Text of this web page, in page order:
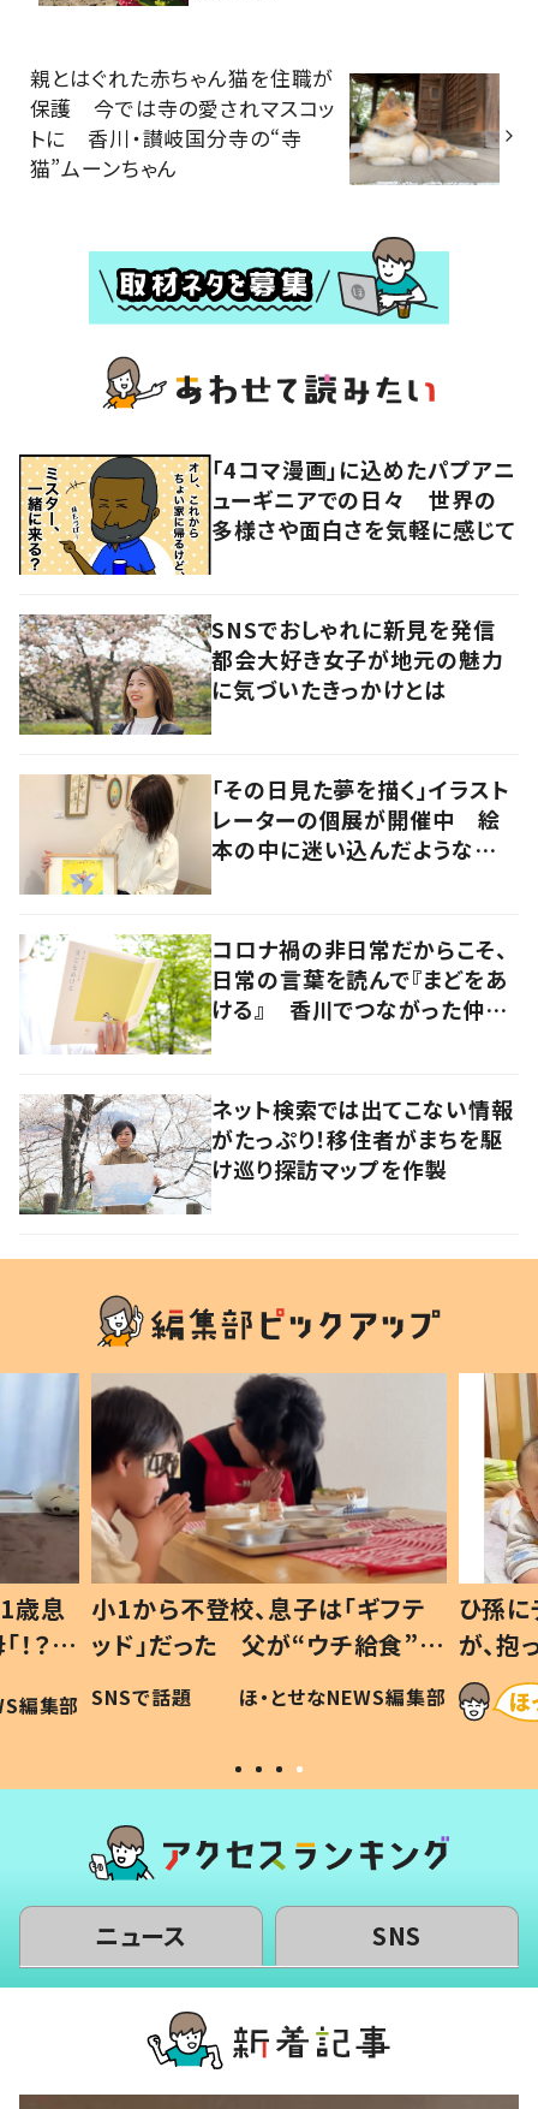
親とはぐれた赤ちゃん猫を住職が
保護 今では寺の愛されマスコッ
トに 香川・讃岐国分寺の“寺
猫”ムーンちゃん
「4コマ漫画」に込めたパプアニ
ューギニアでの日々 世界の
多様さや面白さを気軽に感じて
SNSでおしゃれに新見を発信
都会大好き女子が地元の魅力
に気づいたきっかけとは
「その日見た夢を描く」イラスト
レーターの個展が開催中 絵
本の中に迷い込んだような想
コロナ禍の非日常だからこそ、
日常の言葉を読んで『まどをあ
ける』 香川でつながった仲間
ネット検索では出てこない情報
がたっぷり！移住者がまちを駆
け巡り探訪マップを作製
歳息
？」
編集部
小1から不登校、息子は「ギフテ
ッド」だった 父が“ウチ給食”を
作り続ける理由とは #令和の親
#令和の子
SNSで話題 ほ・とせなNEWS編集部
ひ孫
が、
「涙が
い」
ニュース SNS